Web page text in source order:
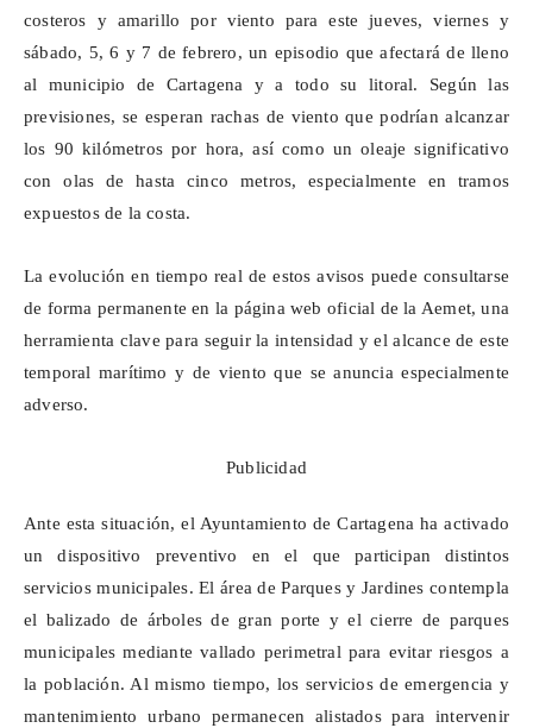
costeros y amarillo por viento para este jueves, viernes y
sábado, 5, 6 y 7 de febrero, un episodio que afectará de lleno
al municipio de Cartagena y a todo su litoral. Según las
previsiones, se esperan rachas de viento que podrían alcanzar
los 90 kilómetros por hora, así como un oleaje significativo
con olas de hasta cinco metros, especialmente en tramos
expuestos de la costa.
La evolución en tiempo real de estos avisos puede consultarse
de forma permanente en la página web oficial de la Aemet, una
herramienta clave para seguir la intensidad y el alcance de este
temporal marítimo y de viento que se anuncia especialmente
adverso.
Publicidad
Ante esta situación, el Ayuntamiento de Cartagena ha activado
un dispositivo preventivo en el que participan distintos
servicios municipales. El área de Parques y Jardines contempla
el balizado de árboles de gran porte y el cierre de parques
municipales mediante vallado perimetral para evitar riesgos a
la población. Al mismo tiempo, los servicios de emergencia y
mantenimiento urbano permanecen alistados para intervenir